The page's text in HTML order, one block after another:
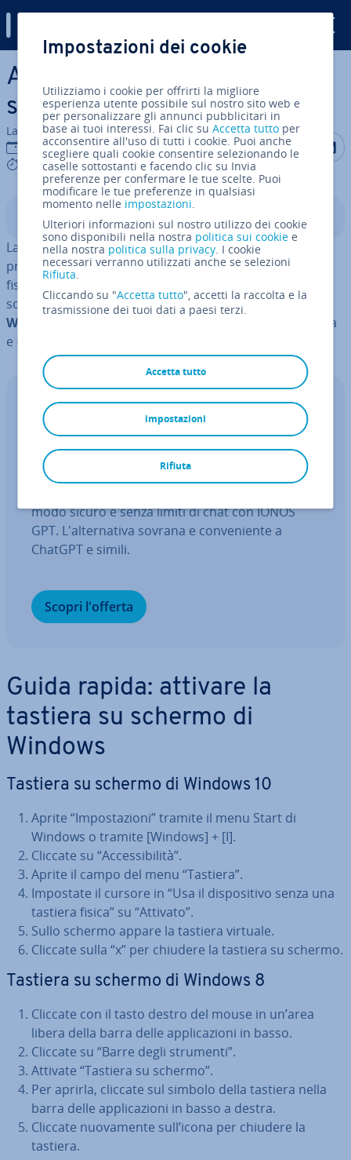
Vai al contenuto prin­ci­pa­le
Abilitare la tastiera su
schermo in Windows 10, 8 e 7
La redazione di IONOS
04 mar 2022
8 mins
Condividi
Indice
La tastiera su schermo di Windows è estre­ma­men­te
pratica quando non è possibile uti­liz­za­re una tastiera
fisica esterna per un PC o un di­spo­si­ti­vo. La tastiera su
schermo è uno strumento di input standard per
Windows 7, 8 e 10
che permette di navigare nel sistema
e uti­liz­za­re input di testo senza una tastiera classica.
IONOS GPT
Il tuo as­si­sten­te IA sovrano per una
maggiore pro­dut­ti­vi­tà
modo sicuro e senza limiti di chat con IONOS
GPT. L'al­ter­na­ti­va sovrana e con­ve­nien­te a
ChatGPT e simili.
Scopri l'offerta
Guida rapida: attivare la
tastiera su schermo di
Windows
Tastiera su schermo di Windows 10
Aprite “Im­po­sta­zio­ni” tramite il menu Start di
Windows o tramite [Windows] + [I].
Cliccate su “Ac­ces­si­bi­li­tà”.
Aprite il campo del menu “Tastiera”.
Impostate il cursore in “Usa il di­spo­si­ti­vo senza una
tastiera fisica” su “Attivato”.
Sullo schermo appare la tastiera virtuale.
Cliccate sulla “x” per chiudere la tastiera su schermo.
Tastiera su schermo di Windows 8
Cliccate con il tasto destro del mouse in un’area
libera della barra delle ap­pli­ca­zio­ni in basso.
Cliccate su “Barre degli strumenti”.
Attivate “Tastiera su schermo”.
Per aprirla, cliccate sul simbolo della tastiera nella
barra delle ap­pli­ca­zio­ni in basso a destra.
Cliccate nuo­va­men­te sull’icona per chiudere la
tastiera.
Impostazioni dei cookie
Utilizziamo i cookie per offrirti la migliore
esperienza utente possibile sul nostro sito web e
per personalizzare gli annunci pubblicitari in
base ai tuoi interessi. Fai clic suAccetta tutto per
acconsentire all'uso di tutti i cookie. Puoi anche
scegliere quali cookie consentire selezionando le
caselle sottostanti e facendo clic su Invia
preferenze per confermare le tue scelte. Puoi
modificare le tue preferenze in qualsiasi
momento nelle impostazioni.
Ulteriori informazioni sul nostro utilizzo dei cookie
sono disponibili nella nostra politica sui cookie e
nella nostra politica sulla privacy. I cookie
necessari verranno utilizzati anche se selezioni
Rifiuta.
Cliccando su "Accetta tutto", accetti la raccolta e la
trasmissione dei tuoi dati a paesi terzi.
Accetta tutto
Rifiuta
impostazioni